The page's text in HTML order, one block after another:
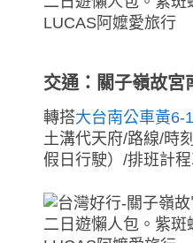
交通：關子嶺故宮
轉搭大台南公車黃6-
土溝代天府/路線/時
假日行駛）/排班計